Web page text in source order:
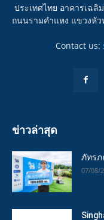
ประเทศไทย อาคารเฉ
ถนนรามคำแหง แขวงหัว
Contact us:
ข่าวล่าสุด
ภัทรภ
07/08/